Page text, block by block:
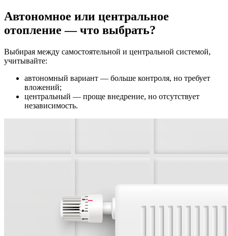
Автономное или центральное
отопление — что выбрать?
Выбирая между самостоятельной и центральной системой,
учитывайте:
автономный вариант — больше контроля, но требует
вложений;
центральный — проще внедрение, но отсутствует
независимость.